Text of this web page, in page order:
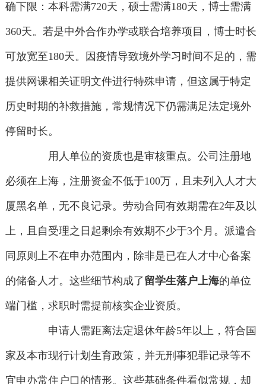
确下限：本科需满720天，硕士需满180天，博士需满
360天。若是中外合作办学或联合培养项目，博士时长
可放宽至180天。因疫情导致境外学习时间不足的，需
提供网课相关证明文件进行特殊申请，但这属于特定
历史时期的补救措施，常规情况下仍需满足法定境外
停留时长。
用人单位的资质也是审核重点。公司注册地
必须在上海，注册资金不低于100万，且未列入人才大
厦黑名单，无不良记录。劳动合同有效期需在2年及以
上，且自受理之日起剩余有效期不少于3个月。派遣合
同原则上不在申办范围内，除非是已在人才中心备案
的储备人才。这些细节构成了留学生落户上海的单位
端门槛，求职时需提前核实企业资质。
申请人需距离法定退休年龄5年以上，符合国
家及本市现行计划生育政策，并无刑事犯罪记录等不
宜申办常住户口的情形。这些基础条件看似常规，却